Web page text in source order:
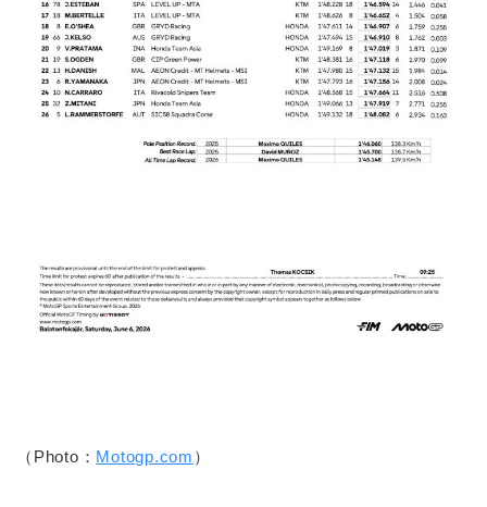
（Photo： Motogp.com ）